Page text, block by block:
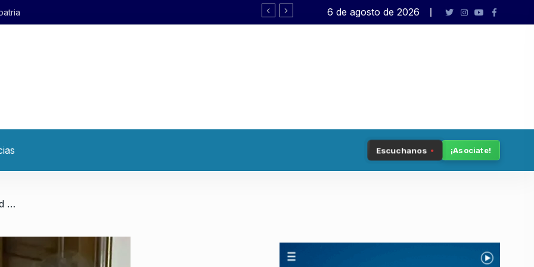
Entre Ríos: «Frigerio hace negocios
6 de agosto de 2026
Escuchanos ¡Asociate!
/ $LIBRA: «No hay ninguna posibilidad de que Milei no supiera»